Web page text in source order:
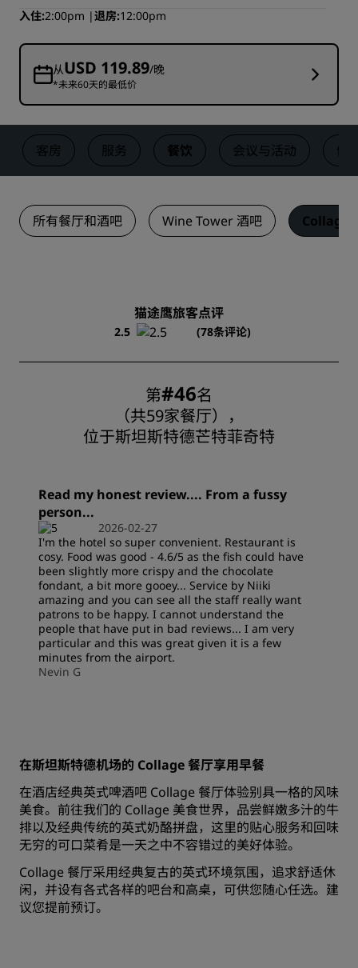
入住 2:00pm 退房 12:00pm
从USD 119.89/晚
*未来60天的最低价
客房 服务 餐饮 会议与活动 健
所有餐厅和酒吧 Wine Tower 酒吧 Collage
猫途鹰旅客点评
2.5 (78条评论)
第#46名
（共59家餐厅），
位于斯坦斯特德芒特菲奇特
Read my honest review.... From a fussy
person...
2026-02-27
I'm the hotel so super convenient. Restaurant is
cosy. Food was good - 4.6/5 as the fish could have
been slightly more crispy and the chocolate
fondant, a bit more gooey... Service by Niiki
amazing and you can see all the staff really want
patrons to be happy. I cannot understand the
people that have put in bad reviews... I am very
particular and this was great given it is a few
minutes from the airport.
Nevin G
在斯坦斯特德机场的 Collage 餐厅享用早餐
在酒店经典英式啤酒吧 Collage 餐厅体验别具一格的风味
美食。前往我们的 Collage 美食世界，品尝鲜嫩多汁的牛
排以及经典传统的英式奶酪拼盘，这里的贴心服务和回味
无穷的可口菜肴是一天之中不容错过的美好体验。
Collage 餐厅采用经典复古的英式环境氛围，追求舒适休
闲，并设有各式各样的吧台和高桌，可供您随心任选。建
议您提前预订。